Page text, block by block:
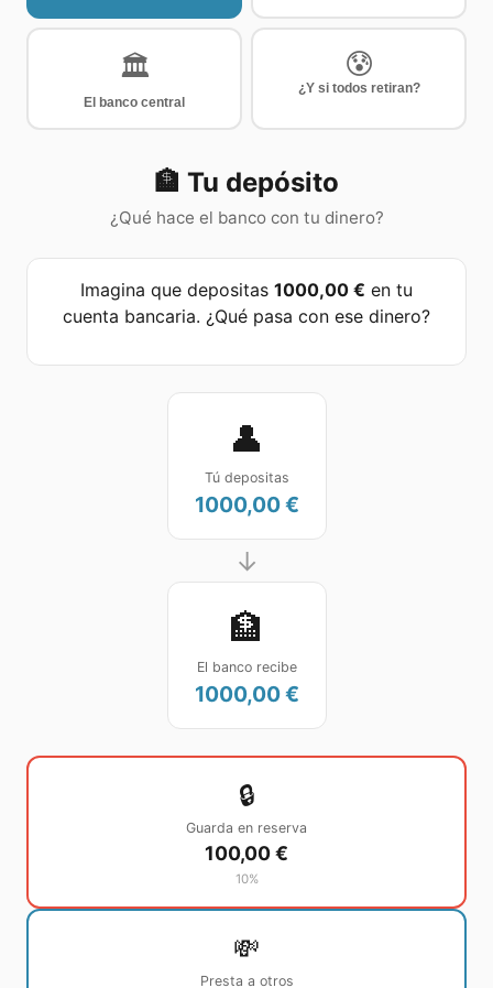
🏛️
El banco central
😰
¿Y si todos retiran?
🏦 Tu depósito
¿Qué hace el banco con tu dinero?
Imagina que depositas 1000,00 € en tu
cuenta bancaria. ¿Qué pasa con ese dinero?
👤
Tú depositas
1000,00 €
→
🏦
El banco recibe
1000,00 €
🔒
Guarda en reserva
100,00 €
10%
💸
Presta a otros